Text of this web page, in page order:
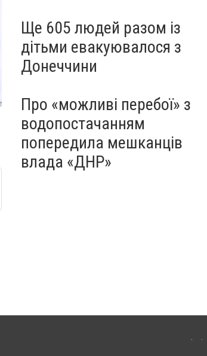
Ще 605 людей разом із
дітьми евакуювалося з
Донеччини
Про «можливі перебої» з
водопостачанням
попередила мешканців
влада «ДНР»